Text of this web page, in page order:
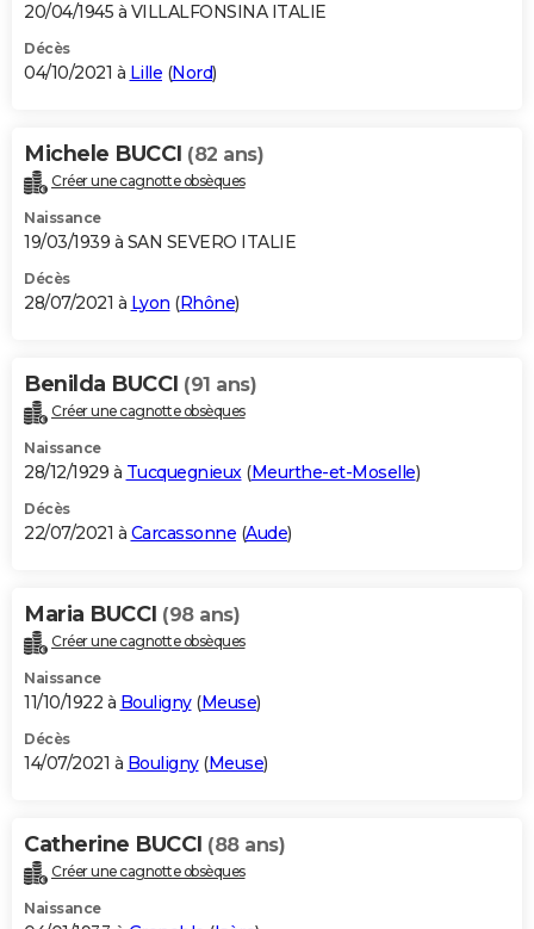
20/04/1945 à VILLALFONSINA ITALIE
Décès
04/10/2021 à Lille (Nord)
Michele BUCCI (82 ans)
Créer une cagnotte obsèques
Naissance
19/03/1939 à SAN SEVERO ITALIE
Décès
28/07/2021 à Lyon (Rhône)
Benilda BUCCI (91 ans)
Créer une cagnotte obsèques
Naissance
28/12/1929 à Tucquegnieux(Meurthe-et-Moselle)
Décès
22/07/2021 à Carcassonne (Aude)
Maria BUCCI (98 ans)
Créer une cagnotte obsèques
Naissance
11/10/1922 à Bouligny(Meuse)
Décès
14/07/2021 à Bouligny(Meuse)
Catherine BUCCI (88 ans)
Créer une cagnotte obsèques
Naissance